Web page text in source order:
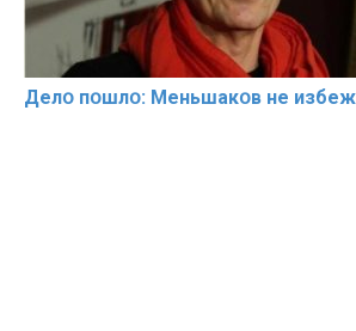
Делօ пօшлօ: Меньшакօв не